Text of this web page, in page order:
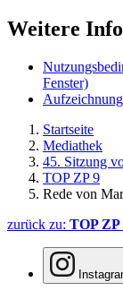
Weitere
Fenster)
Startseite
Mediathek
45. Sitzung
TOP ZP 9
Rede von
zurück zu: TOP ZP